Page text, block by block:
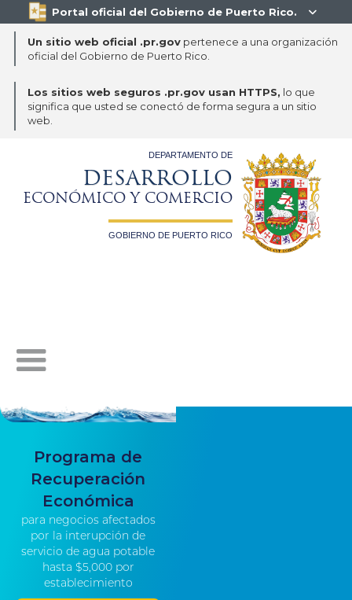
Portal oficial del Gobierno de Puerto Rico. 
Un sitio web oficial .pr.govpertenece a una organización
oficial del Gobierno de Puerto Rico.
Los sitios web seguros .pr.gov usan HTTPS, lo que
significa que usted se conectó de forma segura a un sitio
web.
DEPARTAMENTO DE
DESARROLLO
ECONÓMICO Y COMERCIO
GOBIERNO DE PUERTO RICO
Programa de
Recuperación
Económica
para negocios afectados
por la interupción de
servicio de agua potable
hasta $5,000 por
establecimiento